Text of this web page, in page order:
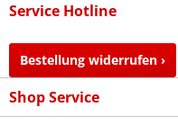
Service Hotline
Bestellung widerrufen ›
Shop Service